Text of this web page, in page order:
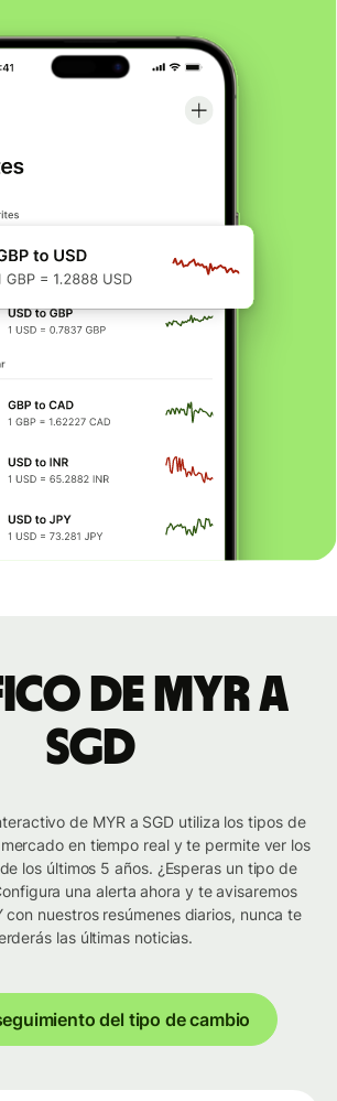
de MYR a
SGD
de MYR a SGD utiliza los tipos de
en tiempo real y te permite ver los
los últimos 5 años. ¿Esperas un tipo de
una alerta ahora y te avisaremos
con nuestros resúmenes diarios, nunca te
las últimas noticias.
del tipo de cambio